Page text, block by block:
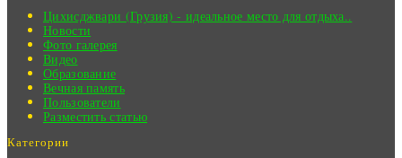
Цихисджвари (Грузия) - идеальное место для отдыха..
Новости
Фото галерея
Видео
Образование
Вечная память
Пользователи
Разместить статью
Категории